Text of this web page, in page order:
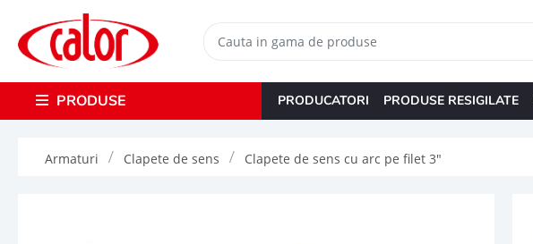
PRODUSE PRODUCATORI PRODUSE RESIGILATE
Armaturi Clapete de sens Clapete de sens cu arc pe filet 3"